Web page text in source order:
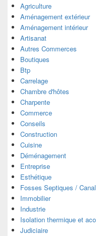
Agriculture
Aménagement extérieur
Aménagement intérieur
Artisanat
Autres Commerces
Boutiques
Btp
Carrelage
Chambre d'hôtes
Charpente
Commerce
Conseils
Construction
Cuisine
Déménagement
Entreprise
Esthétique
Fosses Septiques /
Immobilier
Industrie
Isolation thermique et
Judiciaire